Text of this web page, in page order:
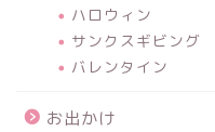
ハロウィン
サンクスギビング
バレンタイン
お出かけ